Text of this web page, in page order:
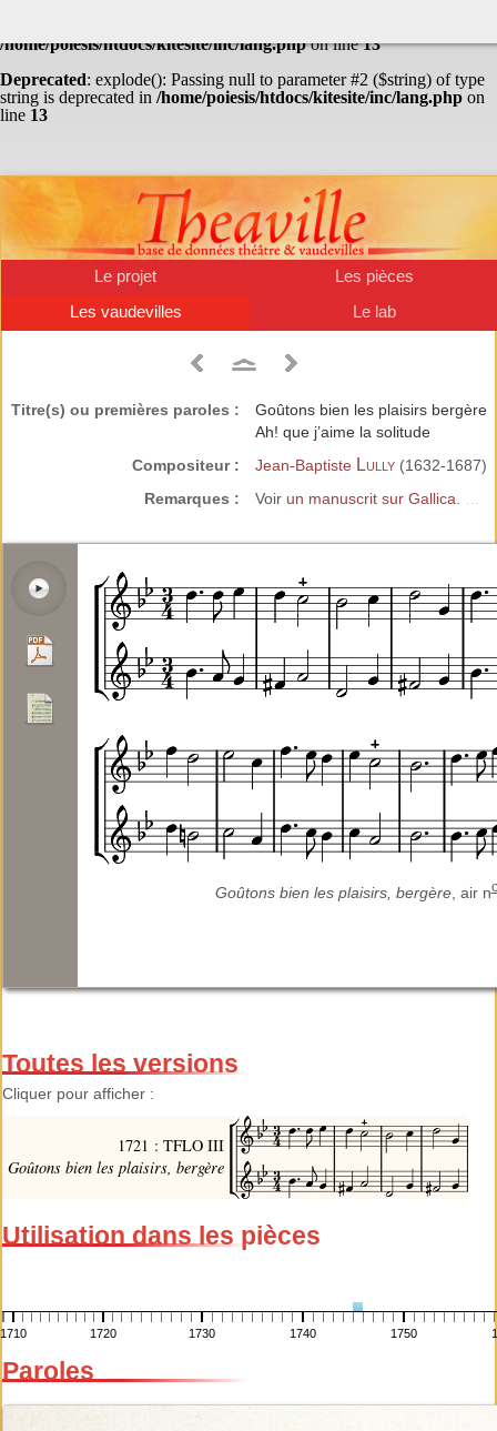
/home/poiesis/htdocs/kitesite/inc/lang.phpon line13
Deprecated: explode(): Passing null to parameter #2 ($string) of type
string is deprecated in /home/poiesis/htdocs/kitesite/inc/lang.php on
line 13
Le projet
Les pièces
Les vaudevilles
Le lab
Titre(s) ou premières paroles :
Goûtons bien les plaisirs bergère
Ah! que j’aime la solitude
Compositeur :
Jean-Baptiste Lully (1632-1687)
Remarques :
Voir un manuscrit sur Gallica
Goûtons bien les plaisirs, bergère, air n
Toutes les versions
Cliquer pour afficher :
1721 : TFLO III
Goûtons bien les plaisirs, bergère
Utilisation dans les pièces
1710 1720 1730 1740 1750
Paroles